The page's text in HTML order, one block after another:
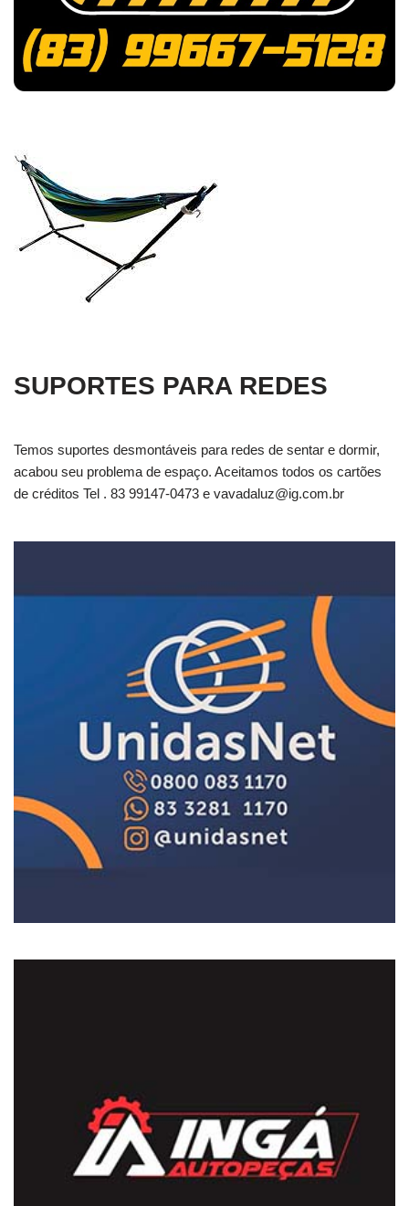
SUPORTES PARA REDES
Temos suportes desmontáveis para redes de sentar e dormir,
acabou seu problema de espaço. Aceitamos todos os cartões
de créditos Tel . 83 99147-0473 e vavadaluz@ig.com.br